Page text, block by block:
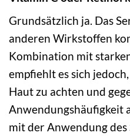
Grundsätzlich ja. Das
anderen Wirkstoffen
Kombination mit
empfiehlt es sich
Haut zu achten und
Anwendungshäufigkeit
mit der Anwendung des